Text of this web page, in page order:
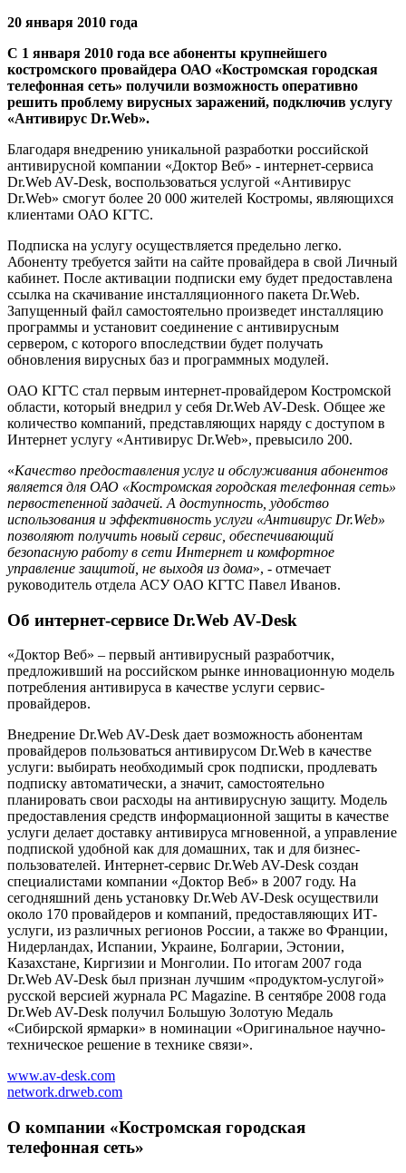
20 января 2010 года
С 1 января 2010 года все абоненты крупнейшего
костромского провайдера ОАО «Костромская городская
телефонная сеть» получили возможность оперативно
решить проблему вирусных заражений, подключив услугу
«Антивирус Dr.Web».
Благодаря внедрению уникальной разработки российской
антивирусной компании «Доктор Веб» - интернет-сервиса
Dr.Web AV-Desk, воспользоваться услугой «Антивирус
Dr.Web» смогут более 20 000 жителей Костромы, являющихся
клиентами ОАО КГТС.
Подписка на услугу осуществляется предельно легко.
Абоненту требуется зайти на сайте провайдера в свой Личный
кабинет. После активации подписки ему будет предоставлена
ссылка на скачивание инсталляционного пакета Dr.Web.
Запущенный файл самостоятельно произведет инсталляцию
программы и установит соединение с антивирусным
сервером, с которого впоследствии будет получать
обновления вирусных баз и программных модулей.
ОАО КГТС стал первым интернет-провайдером Костромской
области, который внедрил у себя Dr.Web AV-Desk. Общее же
количество компаний, представляющих наряду с доступом в
Интернет услугу «Антивирус Dr.Web», превысило 200.
«Качество предоставления услуг и обслуживания абонентов
является для ОАО «Костромская городская телефонная сеть»
первостепенной задачей. А доступность, удобство
использования и эффективность услуги «Антивирус Dr.Web»
позволяют получить новый сервис, обеспечивающий
безопасную работу в сети Интернет и комфортное
управление защитой, не выходя из дома», - отмечает
руководитель отдела АСУ ОАО КГТС Павел Иванов.
Об интернет-сервисе Dr.Web AV-Desk
«Доктор Веб» – первый антивирусный разработчик,
предложивший на российском рынке инновационную модель
потребления антивируса в качестве услуги сервис-
провайдеров.
Внедрение Dr.Web AV-Desk дает возможность абонентам
провайдеров пользоваться антивирусом Dr.Web в качестве
услуги: выбирать необходимый срок подписки, продлевать
подписку автоматически, а значит, самостоятельно
планировать свои расходы на антивирусную защиту. Модель
предоставления средств информационной защиты в качестве
услуги делает доставку антивируса мгновенной, а управление
подпиской удобной как для домашних, так и для бизнес-
пользователей. Интернет-сервис Dr.Web AV-Desk создан
специалистами компании «Доктор Веб» в 2007 году. На
сегодняшний день установку Dr.Web AV-Desk осуществили
около 170 провайдеров и компаний, предоставляющих ИТ-
услуги, из различных регионов России, а также во Франции,
Нидерландах, Испании, Украине, Болгарии, Эстонии,
Казахстане, Киргизии и Монголии. По итогам 2007 года
Dr.Web AV-Desk был признан лучшим «продуктом-услугой»
русской версией журнала PC Magazine. В сентябре 2008 года
Dr.Web AV-Desk получил Большую Золотую Медаль
«Сибирской ярмарки» в номинации «Оригинальное научно-
техническое решение в технике связи».
www.av-desk.com
network.drweb.com
О компании «Костромская городская
телефонная сеть»